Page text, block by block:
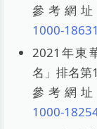
參考網址
1000-
2021年東
名」排名第
參考網址
1000-